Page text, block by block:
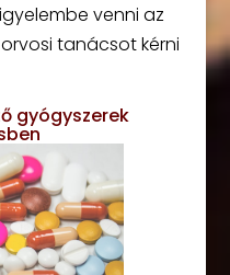
venni az
tanácsot kérni
gyógyszerek